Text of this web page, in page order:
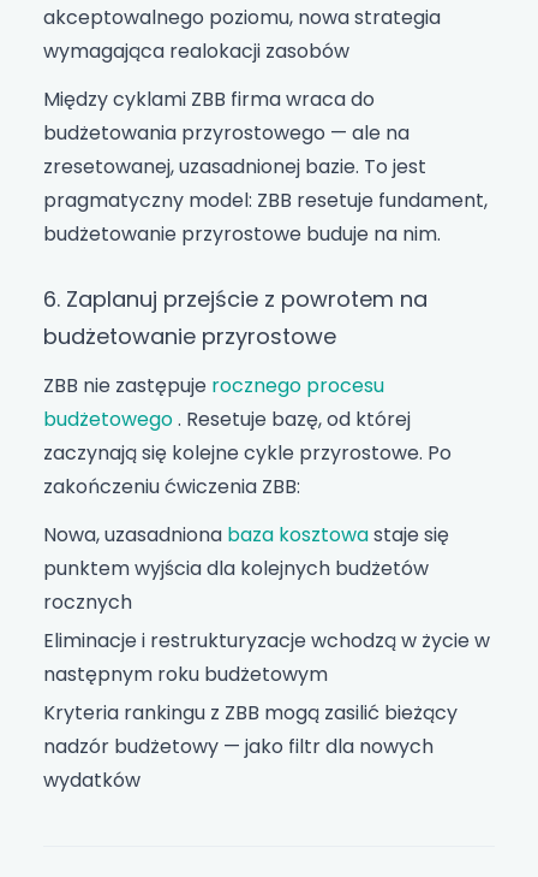
akceptowalnego poziomu, nowa strategia
wymagająca realokacji zasobów
Między cyklami ZBB firma wraca do
budżetowania przyrostowego — ale na
zresetowanej, uzasadnionej bazie. To jest
pragmatyczny model: ZBB resetuje fundament,
budżetowanie przyrostowe buduje na nim.
6. Zaplanuj przejście z powrotem na
budżetowanie przyrostowe
ZBB nie zastępuje rocznego procesu
budżetowego. Resetuje bazę, od której
zaczynają się kolejne cykle przyrostowe. Po
zakończeniu ćwiczenia ZBB:
Nowa, uzasadniona baza kosztowastaje się
punktem wyjścia dla kolejnych budżetów
rocznych
Eliminacje i restrukturyzacje wchodzą w życie w
następnym roku budżetowym
Kryteria rankingu z ZBB mogą zasilić bieżący
nadzór budżetowy — jako filtr dla nowych
wydatków